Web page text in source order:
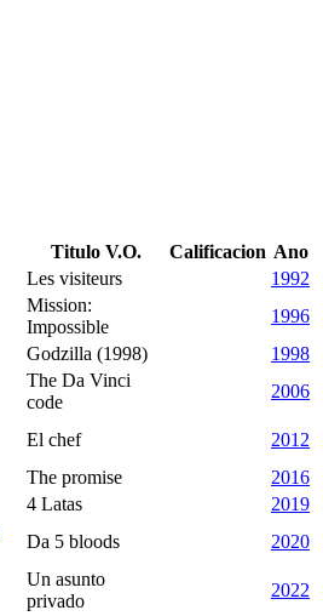
Titulo V.O. Calificacion Ano
Les visiteurs
1992
Mission:
Impossible
1996
Godzilla (1998)
1998
The Da Vinci
code
2006
El chef
2012
The promise
2016
4 Latas
2019
Da 5 bloods 2020
Un asunto
privado
2022